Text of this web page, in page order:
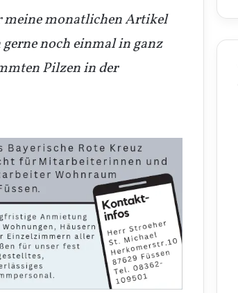
monatlichen Artikel
noch einmal in ganz
Pilzen in der